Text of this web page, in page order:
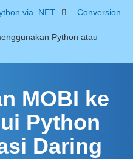
via .NET Conversion
Python atau
MOBI ke
Python
Daring